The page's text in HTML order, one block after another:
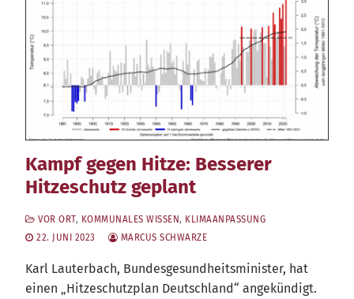
Kampf gegen Hitze: Besserer
Hitzeschutz geplant
VOR ORT, KOMMUNALES WISSEN, KLIMAANPASSUNG
22. JUNI 2023
MARCUS SCHWARZE
Karl Lau­ter­bach, Bun­des­ge­sund­heits­mi­nis­ter, hat
einen „Hit­ze­schutz­plan Deutsch­land“ ange­kün­digt.